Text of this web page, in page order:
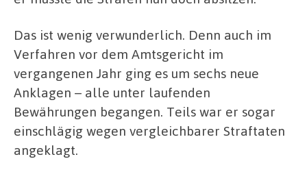
Das ist wenig verwunderlich. Denn auch im
Verfahren vor dem Amtsgericht im
vergangenen Jahr ging es um sechs neue
Anklagen – alle unter laufenden
Bewährungen begangen. Teils war er sogar
einschlägig wegen vergleichbarer Straftaten
angeklagt.